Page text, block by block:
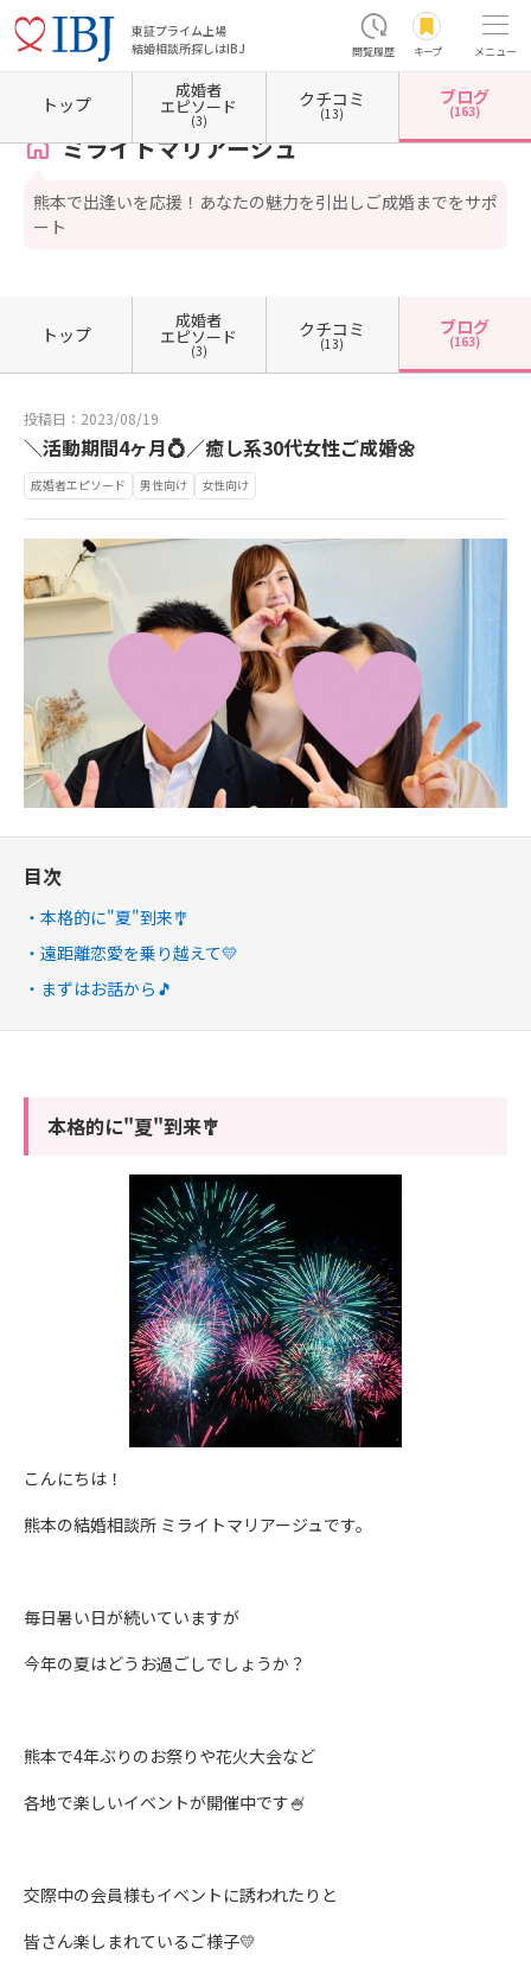
東証プライム上場
結婚相談所探しはIBJ
閲覧履歴 キープ メニュー
ホーム 熊本県の結婚相談所 熊本県熊本市 熊本県熊本市中央区 ミライトマリアージュ
ミライトマリアージュ
熊本で出逢いを応援！あなたの魅力を引出しご成婚までをサポ
ート
トップ
成婚者
エピソード
(3)
クチコミ
(13)
ブログ
(163)
トップ
成婚者
エピソード
(3)
クチコミ
(13)
ブログ
(163)
投稿日：2023/08/19
＼活動期間4ヶ月💍／癒し系30代女性ご成婚🌼
成婚者エピソード 男性向け 女性向け
目次
本格的に"夏"到来🎐
遠距離恋愛を乗り越えて💛
まずはお話から🎵
本格的に"夏"到来🎐
こんにちは！
熊本の結婚相談所 ミライトマリアージュです。
毎日暑い日が続いていますが
今年の夏はどうお過ごしでしょうか？
熊本で4年ぶりのお祭りや花火大会など
各地で楽しいイベントが開催中です🍧
交際中の会員様もイベントに誘われたりと
皆さん楽しまれているご様子💛